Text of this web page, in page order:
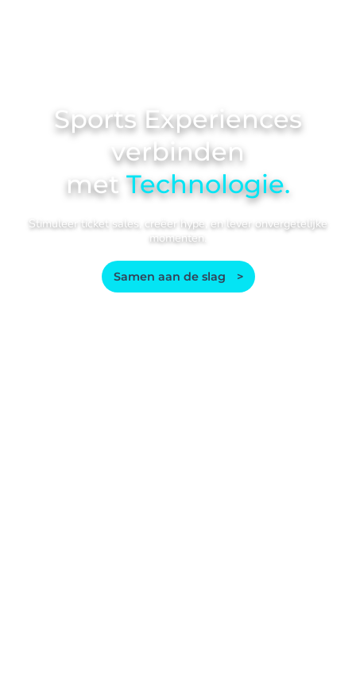
Sports Experiences
verbinden
met Technologie.
Stimuleer ticket sales, creëer hype, en lever onvergetelijke
momenten.
Samen aan de slag